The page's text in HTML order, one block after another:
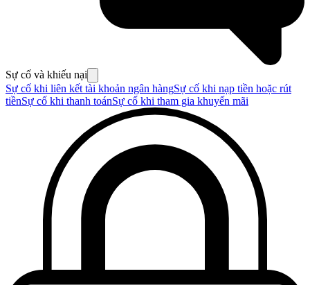
Sự cố và khiếu nại
Sự cố khi liên kết tài khoản ngân hàngSự cố khi nạp tiền hoặc rút
tiềnSự cố khi thanh toánSự cố khi tham gia khuyến mãi